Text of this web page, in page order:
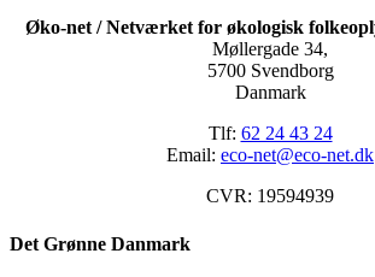
Øko-net / Netværket for økologisk
Møllergade 34,
5700 Svendborg
Danmark
Tlf: 62 24 43 24
Email: eco-net@eco-net.dk
CVR: 19594939
Det Grønne Danmark